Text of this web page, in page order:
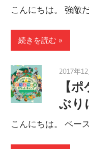
こんにちは。 強敵
続きを読む
2017年
【
ぶり
こんにちは。 ペー